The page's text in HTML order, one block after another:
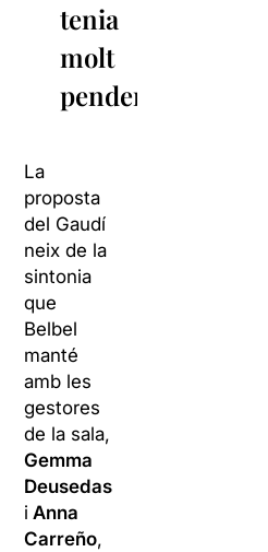
tenia
molt
pendent”
La
proposta
del Gaudí
neix de la
sintonia
que
Belbel
manté
amb les
gestores
de la sala,
Gemma
Deusedas
i Anna
Carreño,